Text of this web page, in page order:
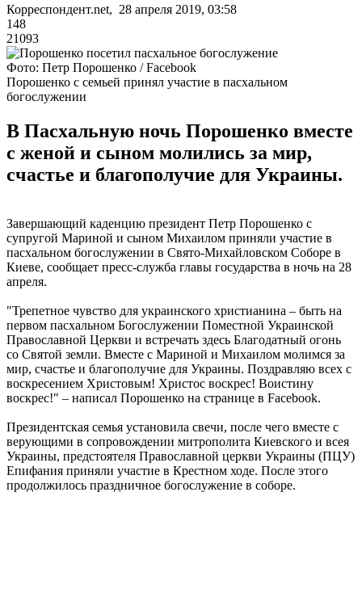
Корреспондент.net, 28 апреля 2019, 03:58
148
21093
Фото: Петр Порошенко / Facebook
Порошенко с семьей принял участие в пасхальном
богослужении
В Пасхальную ночь Порошенко вместе
с женой и сыном молились за мир,
счастье и благополучие для Украины.
Завершающий каденцию президент Петр Порошенко с
супругой Мариной и сыном Михаилом приняли участие в
пасхальном богослужении в Свято-Михайловском Соборе в
Киеве, сообщает пресс-служба главы государства в ночь на 28
апреля.
"Трепетное чувство для украинского христианина – быть на
первом пасхальном Богослужении Поместной Украинской
Православной Церкви и встречать здесь Благодатный огонь
со Святой земли. Вместе с Мариной и Михаилом молимся за
мир, счастье и благополучие для Украины. Поздравляю всех с
воскресением Христовым! Христос воскрес! Воистину
воскрес!" – написал Порошенко на странице в Facebook.
Президентская семья установила свечи, после чего вместе с
верующими в сопровождении митрополита Киевского и всея
Украины, предстоятеля Православной церкви Украины (ПЦУ)
Епифания приняли участие в Крестном ходе. После этого
продолжилось праздничное богослужение в соборе.